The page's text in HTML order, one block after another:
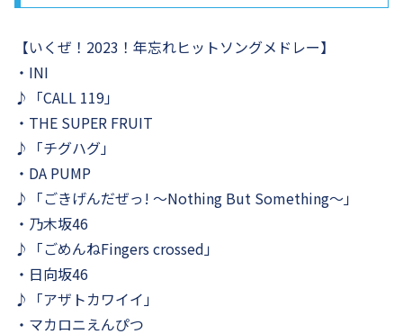
【いくぜ！2023！年忘れヒットソングメドレー】
・INI
♪「CALL 119」
・THE SUPER FRUIT
♪「チグハグ」
・DA PUMP
♪「ごきげんだぜっ! ～Nothing But Something～」
・乃木坂46
♪「ごめんねFingers crossed」
・日向坂46
♪「アザトカワイイ」
・マカロニえんぴつ